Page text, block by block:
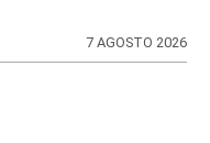
7 AGOSTO 2026